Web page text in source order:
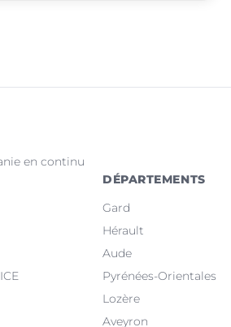
en continu
DÉPARTEMENTS
Gard
Hérault
Aude
Pyrénées-Orientales
Lozère
Aveyron